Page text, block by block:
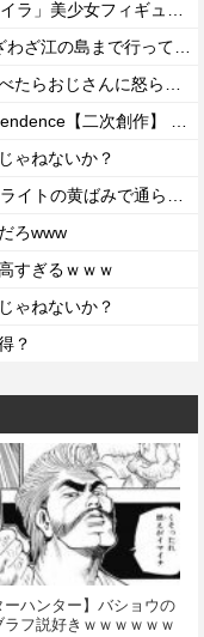
ゃねないか？
ろwww
すぎるｗｗｗ
ゃねないか？
？
ーハンター】バショウの
ラフ説好きｗｗｗｗｗｗ